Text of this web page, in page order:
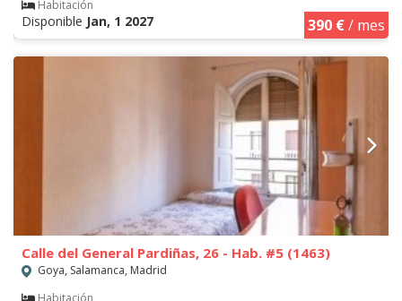
Habitación
Disponible Jan, 1 2027 390 €/ mes
Calle del General Pardiñas, 26 - Hab. #5 (1463)
Goya, Salamanca, Madrid
Habitación